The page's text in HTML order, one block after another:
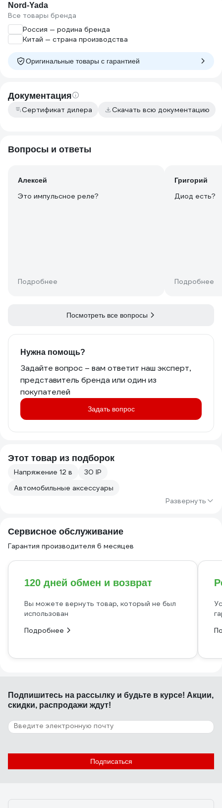
Nord-Yada
Все товары бренда
Россия — родина бренда
Китай — страна производства
Оригинальные товары c гарантией
Документация
Сертификат дилера Скачать всю документацию
Вопросы и ответы
Алексей
Это импульсное реле?
Подробнее
Григорий
Диод есть?
Подробнее
Посмотреть все вопросы
Нужна помощь?
Задайте вопрос – вам ответит наш эксперт,
представитель бренда или один из
покупателей
Задать вопрос
Этот товар из подборок
Напряжение 12 в
30 IP
Автомобильные аксессуары
Развернуть
Сервисное обслуживание
Гарантия производителя 6 месяцев
120 дней обмен и возврат
Вы можете вернуть товар, который не был
использован
Подробнее
Подпишитесь на рассылку и будьте в курсе! Акции,
скидки, распродажи ждут!
Подписаться